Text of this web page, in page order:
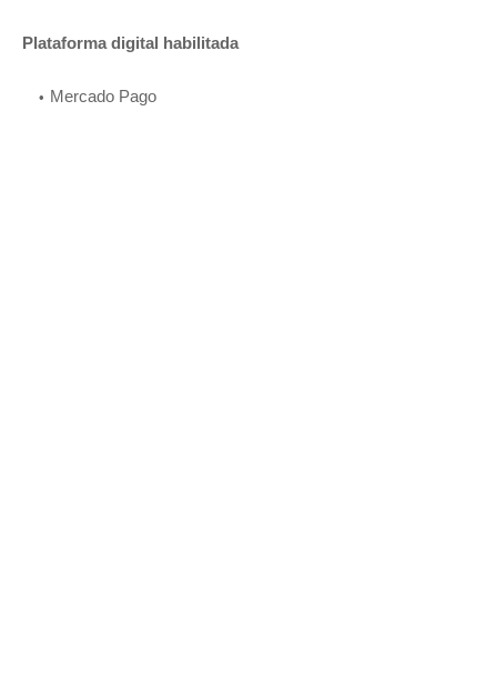
Plataforma digital habilitada
Mercado Pago